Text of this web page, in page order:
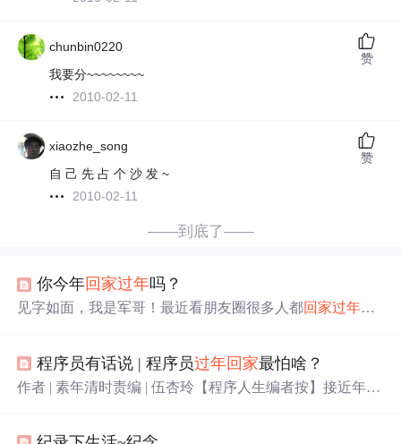
chunbin0220
我要分~~~~~~~~
2010-02-11
赞
xiaozhe_song
自 己 先 占 个 沙 发 ~
2010-02-11
赞
——到底了——
你今年回家过年吗？
见字如面，我是军哥！最近看朋友圈很多人都回家过年
了，今年因为各种原因还是回不去，希望明年能回家
。1、在上海过年就是这样的其实，我已经多次在上海过年
海仿佛被按下暂停键，然后就没有然后了。一句话总结...
程序员有话说 | 程序员过年回家最怕啥？
作者 | 素年清时责编 | 伍杏玲【程序人生编者按】接近年